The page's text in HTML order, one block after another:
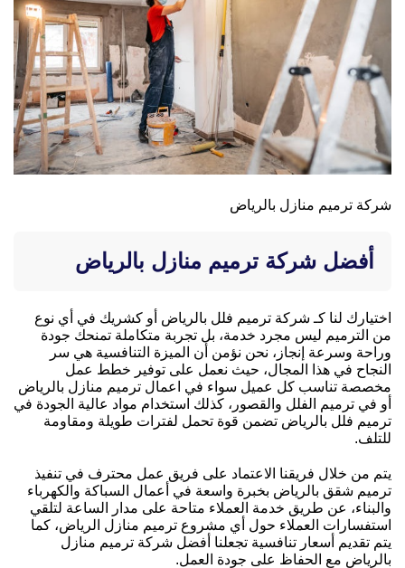
شركة ترميم منازل بالرياض
أفضل شركة ترميم منازل بالرياض
اختيارك لنا كـ شركة ترميم فلل بالرياض أو كشريك في أي نوع
من الترميم ليس مجرد خدمة، بل تجربة متكاملة تمنحك جودة
وراحة وسرعة إنجاز، نحن نؤمن أن الميزة التنافسية هي سر
النجاح في هذا المجال، حيث نعمل على توفير خطط عمل
مخصصة تناسب كل عميل سواء في اعمال ترميم منازل بالرياض
أو في ترميم الفلل والقصور، كذلك استخدام مواد عالية الجودة في
ترميم فلل بالرياض تضمن قوة تحمل لفترات طويلة ومقاومة
للتلف.
يتم من خلال فريقنا الاعتماد على فريق عمل محترف في تنفيذ
ترميم شقق بالرياض بخبرة واسعة في أعمال السباكة والكهرباء
والبناء، عن طريق خدمة العملاء متاحة على مدار الساعة لتلقي
استفسارات العملاء حول أي مشروع ترميم منازل الرياض، كما
يتم تقديم أسعار تنافسية تجعلنا أفضل شركة ترميم منازل
بالرياض مع الحفاظ على جودة العمل.